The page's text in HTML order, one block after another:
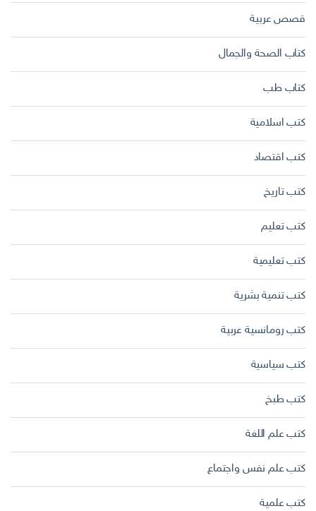
قصص عربية
كتاب الصحة والجمال
كتاب طب
كتب اسلامية
كتب اقتصاد
كتب تاريخ
كتب تعليم
كتب تعليمية
كتب تنمية بشرية
كتب رومانسية عربية
كتب سياسية
كتب طبخ
كتب علم اللغة
كتب علم نفس واجتماع
كتب علمية